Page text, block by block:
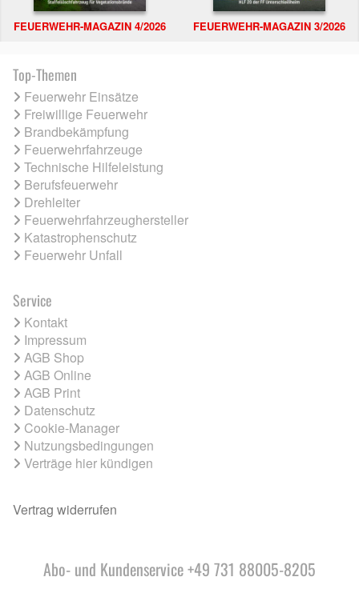
FEUERWEHR-MAGAZIN 4/2026 FEUERWEHR-MAGAZIN 3/2026
Top-Themen
Feuerwehr Einsätze
Freiwillige Feuerwehr
Brandbekämpfung
Feuerwehrfahrzeuge
Technische Hilfeleistung
Berufsfeuerwehr
Drehleiter
Feuerwehrfahrzeughersteller
Katastrophenschutz
Feuerwehr Unfall
Service
Kontakt
Impressum
AGB Shop
AGB Online
AGB Print
Datenschutz
Cookie-Manager
Nutzungsbedingungen
Verträge hier kündigen
Vertrag widerrufen
Abo- und Kundenservice +49 731 88005-8205